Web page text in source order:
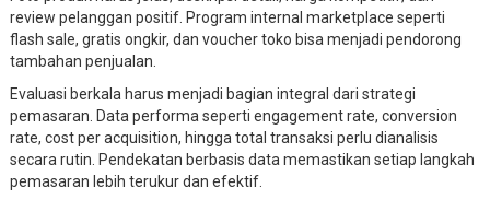
review pelanggan positif. Program internal marketplace seperti
flash sale, gratis ongkir, dan voucher toko bisa menjadi pendorong
tambahan penjualan.
Evaluasi berkala harus menjadi bagian integral dari strategi
pemasaran. Data performa seperti engagement rate, conversion
rate, cost per acquisition, hingga total transaksi perlu dianalisis
secara rutin. Pendekatan berbasis data memastikan setiap langkah
pemasaran lebih terukur dan efektif.